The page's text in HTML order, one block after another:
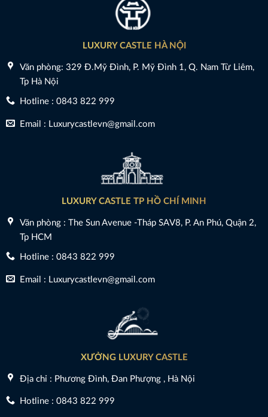
LUXURY CASTLE HÀ NỘI
Văn phòng: 329 Đ.Mỹ Đình, P. Mỹ Đình 1, Q. Nam Từ Liêm,
Tp Hà Nội
Hotline : 0843 822 999
Email : Luxurycastlevn@gmail.com
LUXURY CASTLE TP HỒ CHÍ MINH
Văn phòng : The Sun Avenue -Tháp SAV8, P. An Phú, Quận 2,
Tp HCM
Hotline : 0843 822 999
Email : Luxurycastlevn@gmail.com
XƯỞNG LUXURY CASTLE
Địa chỉ : Phương Đình, Đan Phượng , Hà Nội
Hotline : 0843 822 999